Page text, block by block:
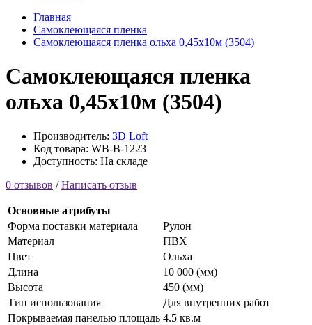
Главная
Самоклеющаяся пленка
Самоклеющаяся пленка ольха 0,45х10м (3504)
Самоклеющаяся пленка
ольха 0,45х10м (3504)
Производитель: 3D Loft
Код товара: WB-B-1223
Доступность: На складе
0 отзывов /Написать отзыв
Основные атрибуты
Форма поставки материала
Рулон
Материал
ПВХ
Цвет
Ольха
Длина
10 000 (мм)
Высота
450 (мм)
Тип использования
Для внутренних работ
Покрываемая панелью площадь 4.5 кв.м